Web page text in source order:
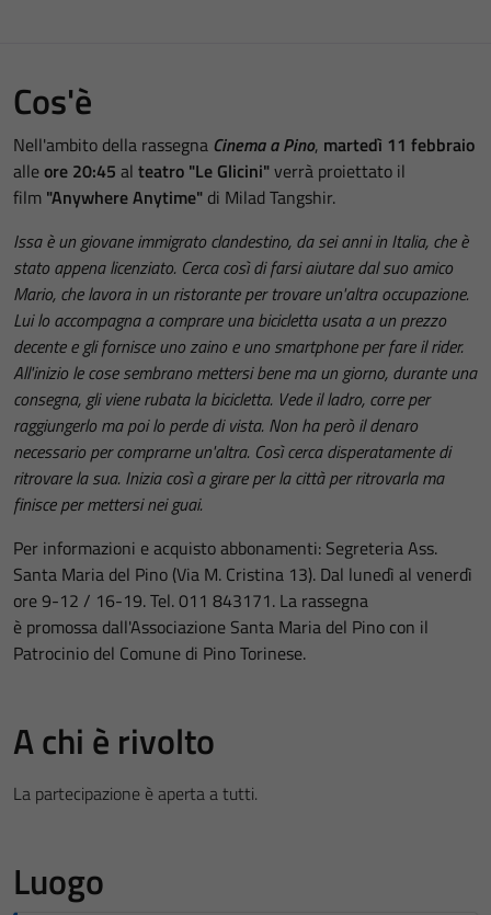
Cos'è
Nell'ambito della rassegna Cinema a Pino, martedì 11 febbraio
alleore 20:45 al teatro "Le Glicini"verrà proiettato il
film "Anywhere Anytime" di Milad Tangshir.
Issa è un giovane immigrato clandestino, da sei anni in Italia, che è
stato appena licenziato. Cerca così di farsi aiutare dal suo amico
Mario, che lavora in un ristorante per trovare un'altra occupazione.
Lui lo accompagna a comprare una bicicletta usata a un prezzo
decente e gli fornisce uno zaino e uno smartphone per fare il rider.
All'inizio le cose sembrano mettersi bene ma un giorno, durante una
consegna, gli viene rubata la bicicletta. Vede il ladro, corre per
raggiungerlo ma poi lo perde di vista. Non ha però il denaro
necessario per comprarne un'altra. Così cerca disperatamente di
ritrovare la sua. Inizia così a girare per la città per ritrovarla ma
finisce per mettersi nei guai.
Per informazioni e acquisto abbonamenti: Segreteria Ass.
Santa Maria del Pino (Via M. Cristina 13). Dal lunedì al venerdì
ore 9-12 / 16-19. Tel. 011 843171. La rassegna
è promossa dall'Associazione Santa Maria del Pino con il
Patrocinio del Comune di Pino Torinese.
A chi è rivolto
La partecipazione è aperta a tutti.
Luogo